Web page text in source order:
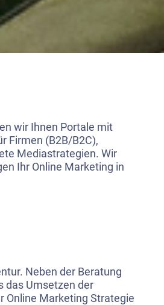
wir Ihnen Portale mit
Firmen (B2B/B2C),
Mediastrategien. Wir
Ihr Online Marketing in
Neben der Beratung
das Umsetzen der
Online Marketing Strategie